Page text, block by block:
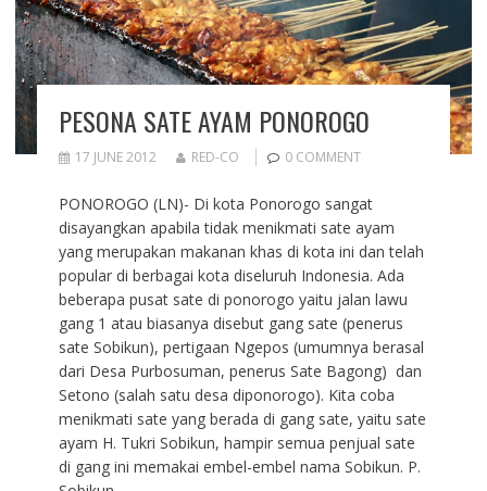
PESONA SATE AYAM PONOROGO
17 JUNE 2012 RED-CO 0 COMMENT
PONOROGO (LN)- Di kota Ponorogo sangat
disayangkan apabila tidak menikmati sate ayam
yang merupakan makanan khas di kota ini dan telah
popular di berbagai kota diseluruh Indonesia. Ada
beberapa pusat sate di ponorogo yaitu jalan lawu
gang 1 atau biasanya disebut gang sate (penerus
sate Sobikun), pertigaan Ngepos (umumnya berasal
dari Desa Purbosuman, penerus Sate Bagong) dan
Setono (salah satu desa diponorogo). Kita coba
menikmati sate yang berada di gang sate, yaitu sate
ayam H. Tukri Sobikun, hampir semua penjual sate
di gang ini memakai embel-embel nama Sobikun. P.